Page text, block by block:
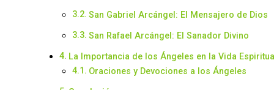
San Gabriel Arcángel: El Mensajero de Dios
San Rafael Arcángel: El Sanador Divino
La Importancia de los Ángeles en la Vida Espiritual
Oraciones y Devociones a los Ángeles